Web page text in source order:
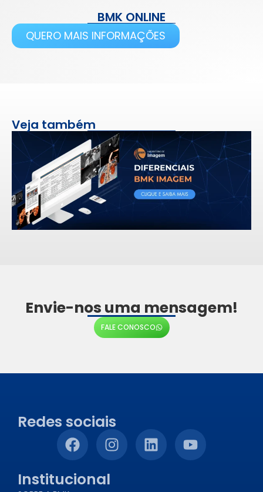
BMK ONLINE
QUERO MAIS INFORMAÇÕES
Veja também
Envie-nos uma mensagem!
FALE CONOSCO
Institucional
Redes sociais